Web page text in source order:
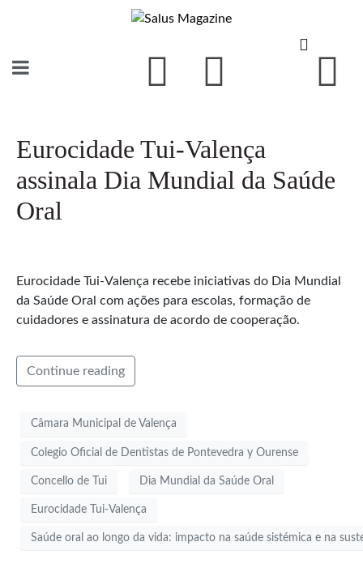
Eurocidade Tui-Valença
assinala Dia Mundial da Saúde
Oral
Eurocidade Tui-Valença recebe iniciativas do Dia Mundial
da Saúde Oral com ações para escolas, formação de
cuidadores e assinatura de acordo de cooperação.
Continue reading
Câmara Municipal de Valença
Colegio Oficial de Dentistas de Pontevedra y Ourense
Concello de Tui Dia Mundial da Saúde Oral
Eurocidade Tui-Valença
Saúde oral ao longo da vida: impacto na saúde sistémica e na